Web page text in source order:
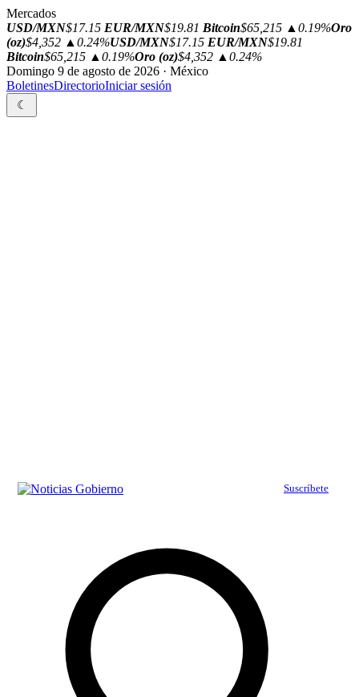
Mercados
USD/MXN$17.15 EUR/MXN$19.81 Bitcoin$65,215 ▲0.19%Oro
(oz)$4,352 ▲0.24%USD/MXN$17.15 EUR/MXN$19.81
Bitcoin$65,215 ▲0.19%Oro (oz)$4,352 ▲0.24%
Domingo 9 de agosto de 2026 · México
BoletinesDirectorioIniciar sesión
☾
Suscríbete